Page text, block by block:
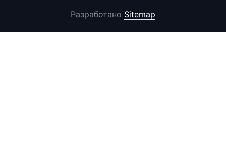
Разработано Sitemap